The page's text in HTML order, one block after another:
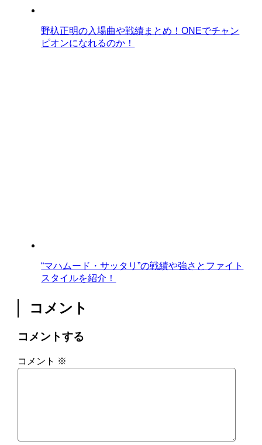
野杁正明の入場曲や戦績まとめ！ONEでチャン
ピオンになれるのか！
“マハムード・サッタリ”の戦績や強さとファイト
スタイルを紹介！
コメント
コメントする
コメント ※